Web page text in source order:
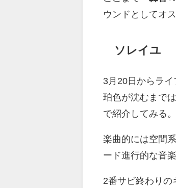
ウンドとしてオ
ソレイユ
3月20日からラ
珀色が沈むまで
で紹介してみる。
楽曲的には空間
ード進行的な音
2番サビ終わりの